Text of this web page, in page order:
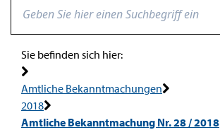
Sie befinden sich hier:
Amtliche Bekanntmachungen
2018
Amtliche Bekanntmachung Nr. 28 / 2018